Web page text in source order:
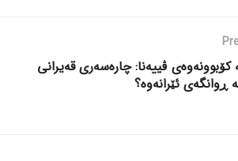
کۆبوونه‌وه‌ی ڤییه‌نا: چاره‌سه‌ری قه‌یرانی
ڕوانگه‌ی ئێرانه‌وه‌؟